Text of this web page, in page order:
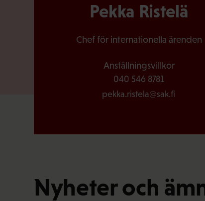
Pekka Ristelä
Chef för internationella ärenden
Anställningsvillkor
040 546 8781
pekka.ristela@sak.fi
Nyheter och